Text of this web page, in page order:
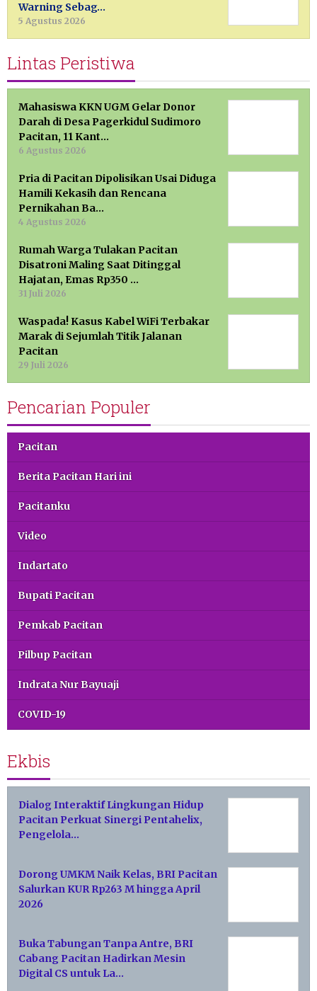
Warning Sebag…
5 Agustus 2026
Lintas Peristiwa
Mahasiswa KKN UGM Gelar Donor
Darah di Desa Pagerkidul Sudimoro
Pacitan, 11 Kant…
6 Agustus 2026
Pria di Pacitan Dipolisikan Usai Diduga
Hamili Kekasih dan Rencana
Pernikahan Ba…
4 Agustus 2026
Rumah Warga Tulakan Pacitan
Disatroni Maling Saat Ditinggal
Hajatan, Emas Rp350 …
31 Juli 2026
Waspada! Kasus Kabel WiFi Terbakar
Marak di Sejumlah Titik Jalanan
Pacitan
29 Juli 2026
Pencarian Populer
Pacitan
Berita Pacitan Hari ini
Pacitanku
Video
Indartato
Bupati Pacitan
Pemkab Pacitan
Pilbup Pacitan
Indrata Nur Bayuaji
COVID-19
Ekbis
Dialog Interaktif Lingkungan Hidup
Pacitan Perkuat Sinergi Pentahelix,
Pengelola…
Dorong UMKM Naik Kelas, BRI Pacitan
Salurkan KUR Rp263 M hingga April
2026
Buka Tabungan Tanpa Antre, BRI
Cabang Pacitan Hadirkan Mesin
Digital CS untuk La…